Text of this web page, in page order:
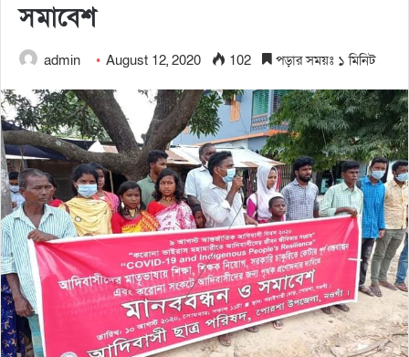
সমাবেশ
admin August 12, 2020 102 পড়ার সময়ঃ ১ মিনিট